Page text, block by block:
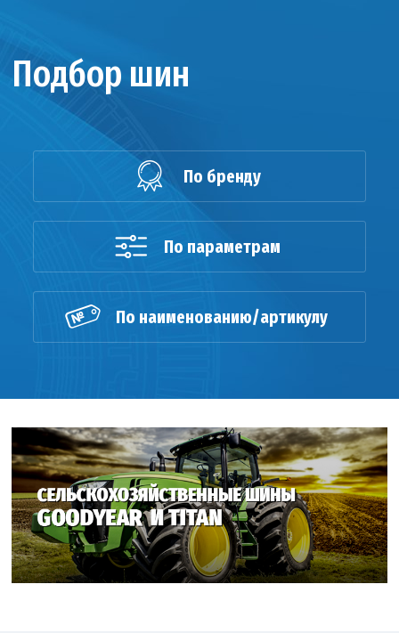
Подбор шин
По бренду
По параметрам
По наименованию/артикулу